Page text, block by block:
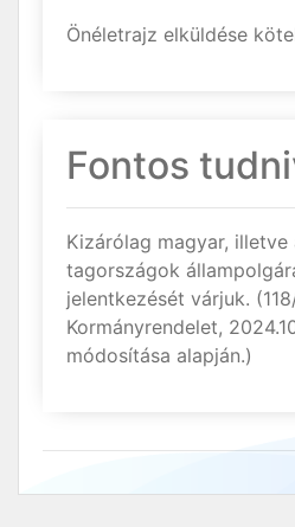
Önéletrajz elküldése
Fontos
Kizárólag magyar, illetve
tagországok
jelentkezését várjuk.
Kormányrendelet,
módosítása alapján.)